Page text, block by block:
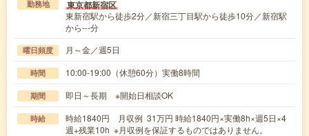
勤務地 東京都新宿区
東新宿駅から徒歩2分／新宿三丁目駅から徒歩10分／新宿駅
から---分
曜日頻度 月～金／週5日
時間 10:00-19:00（休憩60分）実働8時間
期間 即日～長期 ※開始日相談OK
時給
時給1840円 月収例 31万円 時給1840円×実働8h×週5日×4
週+残業10h ※月収例を保証するものではありません。